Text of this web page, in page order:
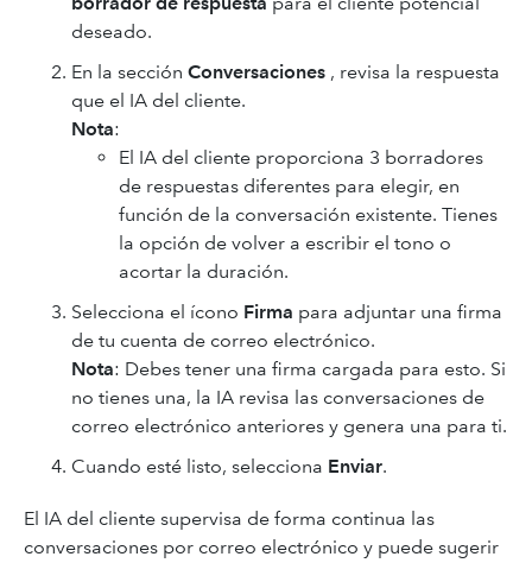
deseado.
En la sección Conversaciones , revisa la respuesta
que el IA del cliente.
Nota:
El IA del cliente proporciona 3 borradores
de respuestas diferentes para elegir, en
función de la conversación existente. Tienes
la opción de volver a escribir el tono o
acortar la duración.
Selecciona el ícono Firma para adjuntar una firma
de tu cuenta de correo electrónico.
Nota: Debes tener una firma cargada para esto. Si
no tienes una, la IA revisa las conversaciones de
correo electrónico anteriores y genera una para ti.
Cuando esté listo, selecciona Enviar.
El IA del cliente supervisa de forma continua las
conversaciones por correo electrónico y puede sugerir